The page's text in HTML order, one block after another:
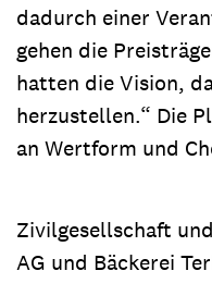
dadurch einer
gehen die
hatten die Vision,
herzustellen.“ Die
an Wertform und
Zivilgesellschaft
AG und Bäckerei